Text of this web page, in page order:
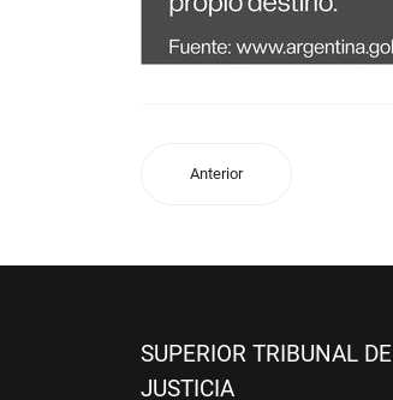
Anterior
SUPERIOR TRIBUNAL DE
JUSTICIA